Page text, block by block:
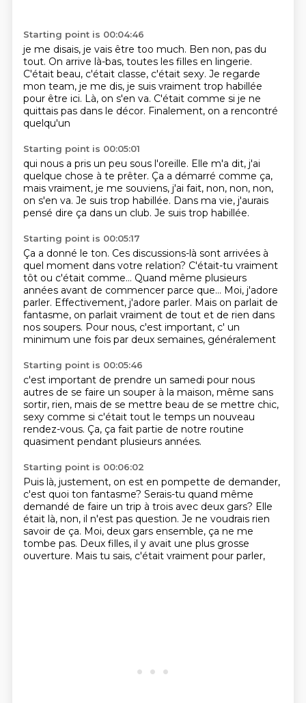
Starting point is 00:04:46
je me disais, je vais être too much. Ben non, pas du
tout. On arrive là-bas, toutes les filles en lingerie.
C'était beau, c'était classe, c'était sexy. Je regarde
mon team, je me dis, je suis vraiment trop habillée
pour être ici. Là, on s'en va. C'était comme si je ne
quittais pas dans le décor. Finalement, on a rencontré
quelqu'un
Starting point is 00:05:01
qui nous a pris un peu sous l'oreille. Elle m'a dit, j'ai
quelque chose à te prêter. Ça a démarré comme ça,
mais vraiment, je me souviens, j'ai fait, non, non, non,
on s'en va. Je suis trop habillée. Dans ma vie, j'aurais
pensé dire ça dans un club. Je suis trop habillée.
Starting point is 00:05:17
Ça a donné le ton. Ces discussions-là sont arrivées à
quel moment dans votre relation? C'était-tu vraiment
tôt ou c'était comme… Quand même plusieurs
années avant de commencer parce que… Moi, j'adore
parler. Effectivement, j'adore parler. Mais on parlait de
fantasme, on parlait vraiment de tout et de rien dans
nos soupers. Pour nous, c'est important, c' un
minimum une fois par deux semaines, généralement
Starting point is 00:05:46
c'est important de prendre un samedi pour nous
autres de se faire un souper à la maison, même sans
sortir, rien, mais de se mettre beau de se mettre chic,
sexy comme si c'était tout le temps un nouveau
rendez-vous. Ça, ça fait partie de notre routine
quasiment pendant plusieurs années.
Starting point is 00:06:02
Puis là, justement, on est en pompette de demander,
c'est quoi ton fantasme? Serais-tu quand même
demandé de faire un trip à trois avec deux gars? Elle
était là, non, il n'est pas question. Je ne voudrais rien
savoir de ça. Moi, deux gars ensemble, ça ne me
tombe pas. Deux filles, il y avait une plus grosse
ouverture. Mais tu sais, c'était vraiment pour parler,